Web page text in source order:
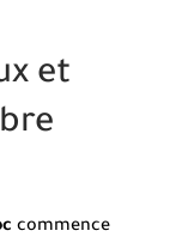
et
commence